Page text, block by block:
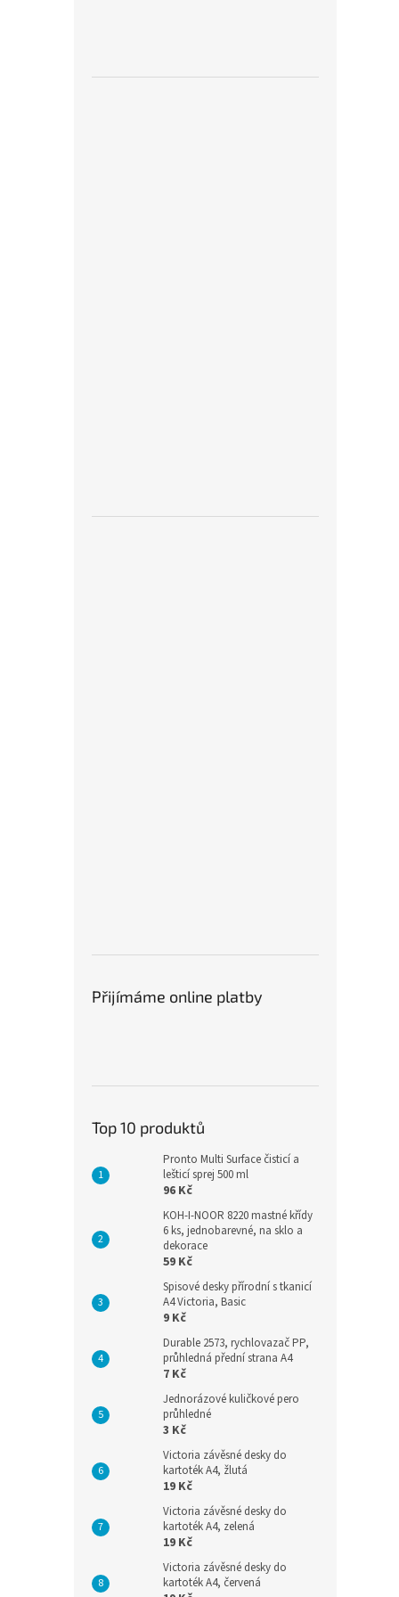
Přijímáme online platby
Top 10 produktů
Pronto Multi Surface čisticí a
lešticí sprej 500 ml
96 Kč
KOH-I-NOOR 8220 mastné křídy
6 ks, jednobarevné, na sklo a
dekorace
59 Kč
Spisové desky přírodní s tkanicí
A4 Victoria, Basic
9 Kč
Durable 2573, rychlovazač PP,
průhledná přední strana A4
7 Kč
Jednorázové kuličkové pero
průhledné
3 Kč
Victoria závěsné desky do
kartoték A4, žlutá
19 Kč
Victoria závěsné desky do
kartoték A4, zelená
19 Kč
Victoria závěsné desky do
kartoték A4, červená